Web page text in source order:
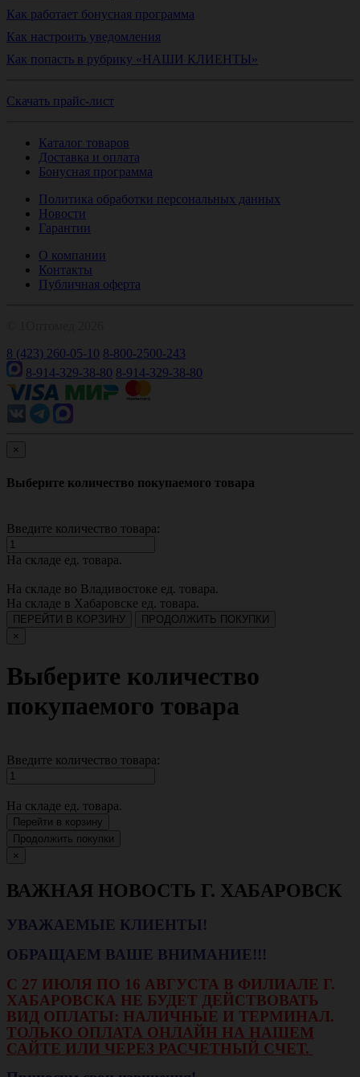
Как работает бонусная программа
Как настроить уведомления
Как попасть в рубрику «НАШИ КЛИЕНТЫ»
Скачать прайс-лист
Каталог товаров
Доставка и оплата
Бонусная программа
Политика обработки персональных данных
Новости
Гарантии
О компании
Контакты
Публичная оферта
8 (423) 260-05-10 8-800-2500-243
8-914-329-38-80 8-914-329-38-80
×
Выберите количество покупаемого товара
Введите количество товара:
На складе ед. товара.
На складе во Владивостоке ед. товара.
На складе в Хабаровске ед. товара.
ПЕРЕЙТИ В КОРЗИНУ
ПРОДОЛЖИТЬ ПОКУПКИ
×
Выберите количество
покупаемого товара
Введите количество товара:
На складе ед. товара.
Перейти в корзину
Продолжить покупки
×
ВАЖНАЯ НОВОСТЬ Г. ХАБАРОВСК
УВАЖАЕМЫЕ КЛИЕНТЫ!
ОБРАЩАЕМ ВАШЕ ВНИМАНИЕ!!!
С 27 ИЮЛЯ ПО 16 АВГУСТА В ФИЛИАЛЕ Г.
ХАБАРОВСКА НЕ БУДЕТ ДЕЙСТВОВАТЬ
ВИД ОПЛАТЫ: НАЛИЧНЫЕ И ТЕРМИНАЛ.
ТОЛЬКО ОПЛАТА ОНЛАЙН НА НАШЕМ
САЙТЕ ИЛИ ЧЕРЕЗ РАСЧЕТНЫЙ СЧЕТ.